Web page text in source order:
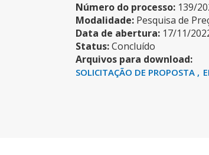
Número do processo: 139/
Modalidade: Pesquisa de
Data de abertura: 17/11/
Status:Concluído
Arquivos para download:
SOLICITAÇÃO DE PROPOSTA